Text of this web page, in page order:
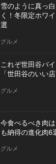
雪のように真っ
く！冬限定ホワ
選
グルメ
これぞ世田谷バ
「世田谷のいい
グルメ
今食べるべき肉
も納得の進化肉6
グルメ